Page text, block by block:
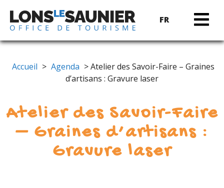
FR
Accueil > Agenda > Atelier des Savoir-Faire – Graines
d’artisans : Gravure laser
Atelier des Savoir-Faire
– Graines d’artisans :
Gravure laser